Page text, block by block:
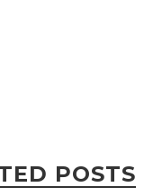
POSTS